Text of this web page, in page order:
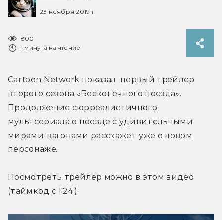
23 ноября 2019 г.
800
1 минута на чтение
Cartoon Network показал  первый трейлер
второго сезона «Бесконечного поезда».
Продолжение сюрреалистичного
мультсериала о поезде с удивительными
мирами-вагонами расскажет уже о новом
персонаже.
Посмотреть трейлер можно в этом видео
(таймкод с 1:24):